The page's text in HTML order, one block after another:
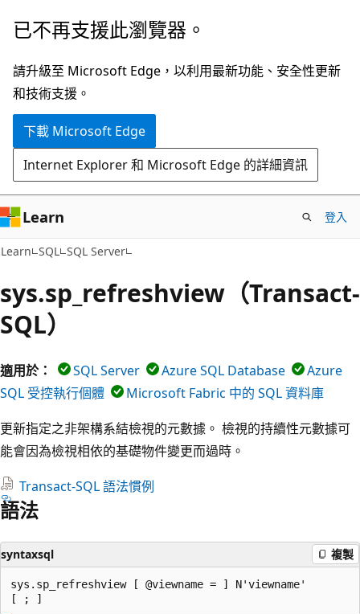
跳
主
要
內
已不再支援此瀏覽器。
請升級至 Microsoft Edge，以利用最新功能、安全性更新
和技術支援。
下載 Microsoft Edge
Internet Explorer 和 Microsoft Edge 的詳細資訊
Learn 登入
Learn SQL SQL Server
sys.sp_refreshview（Transact-
SQL）
適用於： SQL Server Azure SQL Database
Azure
SQL 受控執行個體
Microsoft Fabric 中的 SQL 資料庫
更新指定之非架構系結檢視的元數據。 檢視的持續性元數據可
能會因為檢視相依的基礎物件變更而過時。
Transact-SQL 語法慣例
語法
syntaxsql 複製
sys.sp_refreshview [ @viewname = ] N'viewname'